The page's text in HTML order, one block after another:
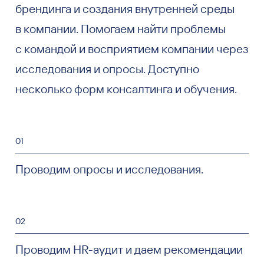
брендинга и создания внутренней среды
в компании. Помогаем найти проблемы
с командой и восприятием компании через
исследования и опросы. Доступно
несколько форм консалтинга и обучения.
01
Проводим опросы и исследования.
02
Проводим HR-аудит и даем рекомендации